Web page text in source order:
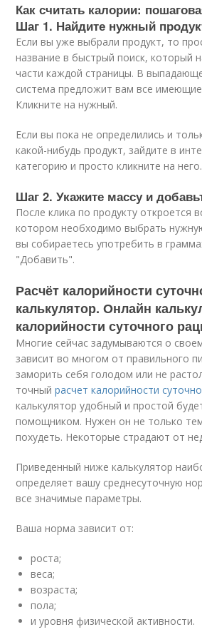
Как считать калории:
Шаг 1. Найдите нужный
Если вы уже выбрали продукт, то
название в быстрый поиск, который
части каждой страницы. В
система предложит вам все
Кликните на нужный.
Если вы пока не определились и
какой-нибудь продукт, зайдите в
категорию и просто кликните на него.
Шаг 2. Укажите массу и
После клика по продукту откроется
котором необходимо выбрать
вы собираетесь употребить в
"Добавить".
Расчёт калорийности
калькулятор. Онлайн
калорийности суточного
Многие сейчас задумываются о
зависит во многом от правильного
заморить себя голодом или не
точныйрасчет калорийности
калькулятор удобный и простой
помощником. Нужен он не только
похудеть. Некоторые страдают от
Приведенный ниже калькулятор
определяет вашу среднесуточную
все значимые параметры.
Ваша норма зависит от:
роста;
веса;
возраста;
пола;
и уровня физической активности.